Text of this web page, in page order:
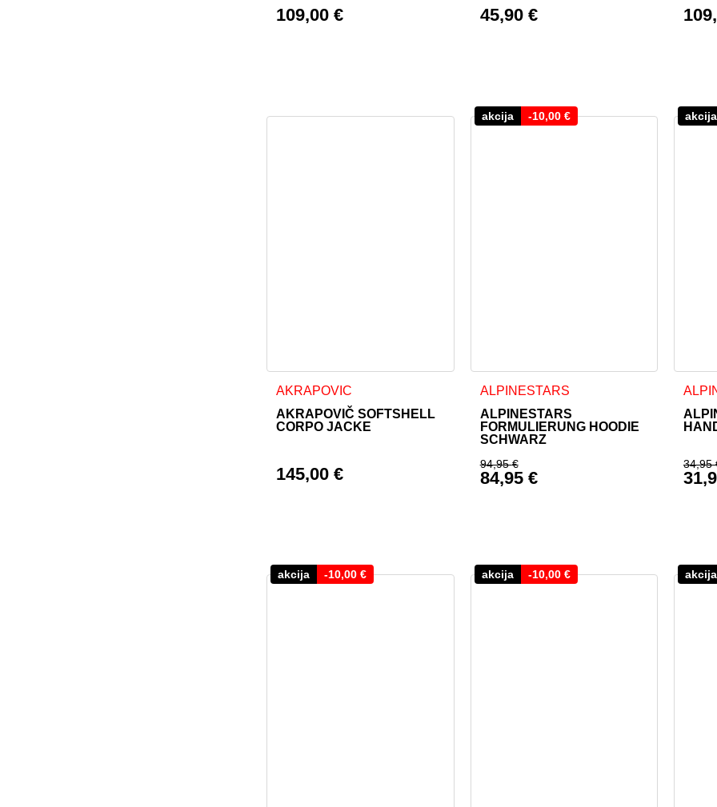
109,00€ 45,90 €
AKRAPOVIC
AKRAPOVIČ SOFTSHELL
CORPO JACKE
145,00€
Dieses Produkt weist mehrere Varianten auf. Die Optionen können auf der
akcija -10,00 €
ALPINESTARS
ALPINESTARS
FORMULIERUNG HOODIE
SCHWARZ
94,95€
Ursprünglicher Preis war:
84,95 €
Dieses Produkt weist mehrere Varianten
akcija
34,95
akcija -10,00€ akcija -10,00 € akcija